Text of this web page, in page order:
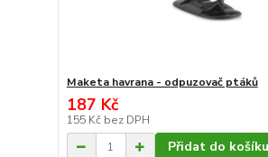
Maketa havrana - odpuzovač ptáků
187 Kč
155 Kč bez DPH
Přidat do košíku